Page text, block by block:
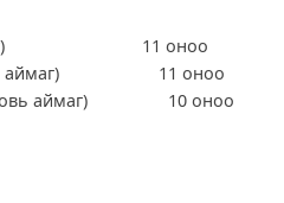
дүүрэг) 11 оноо
аймаг) 11 оноо
аймаг) 10 оноо